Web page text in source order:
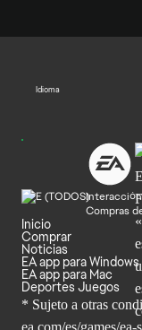
Idioma
Compras
Inicio
Comprar
Noticias
EA app para Windows
EA app para Mac
Deportes Juegos
* Sujeto a otras
ea.com/es/games/